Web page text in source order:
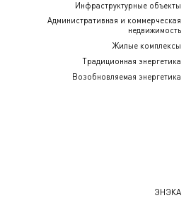
Инфраструктурные объекты
Административная и коммерческая
недвижимость
Жилые комплексы
Традиционная энергетика
Возобновляемая энергетика
ЭНЭКА